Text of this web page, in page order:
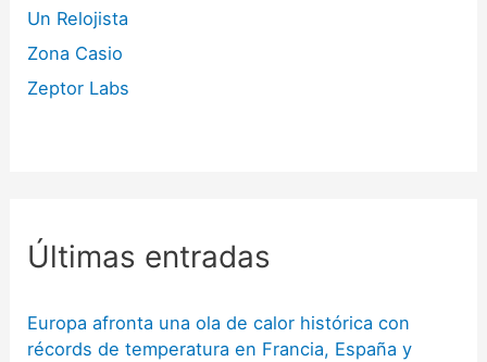
Un Relojista
Zona Casio
Zeptor Labs
Últimas entradas
Europa afronta una ola de calor histórica con
récords de temperatura en Francia, España y